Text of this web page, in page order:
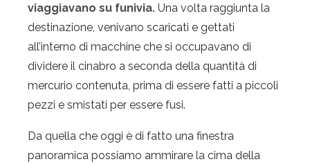
viaggiavano su funivia. Una volta raggiunta la
destinazione, venivano scaricati e gettati
all’interno di macchine che si occupavano di
dividere il cinabro a seconda della quantità di
mercurio contenuta, prima di essere fatti a piccoli
pezzi e smistati per essere fusi.
Da quella che oggi è di fatto una finestra
panoramica possiamo ammirare la cima della